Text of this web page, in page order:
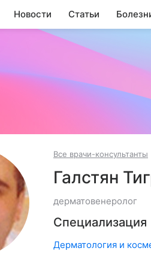
Новости Статьи
Все врачи-консультанты
Галстян
дерматовенеролог
Специализация
Дерматология и